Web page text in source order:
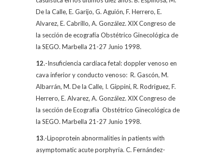
De la Calle, E. Garijo, G. Aguión, F. Herrero, E.
Alvarez, E. Cabrillo, A. González. XIX Congreso de
la sección de ecografía Obstétrico Ginecológica de
la SEGO. Marbella 21-27 Junio 1998.
12.-Insuficiencia cardiaca fetal: doppler venoso en
cava inferior y conducto venoso: R. Gascón, M.
Albarrán, M. De la Calle, I. Gippini, R. Rodriguez, F.
Herrero, E. Alvarez, A. González. XIX Congreso de
la sección de Ecografía Obstétrico Ginecológica de
la SEGO. Marbella 21-27 Junio 1998.
13.-Lipoprotein abnormalities in patients with
asymptomatic acute porphyria. C. Fernández-